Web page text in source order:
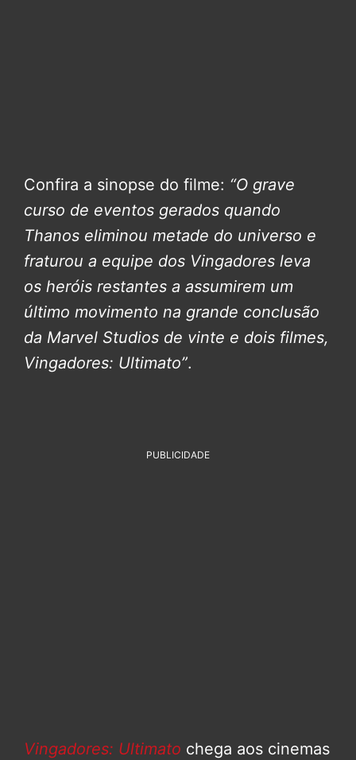
Confira a sinopse do filme: “O grave
curso de eventos gerados quando
Thanos eliminou metade do universo e
fraturou a equipe dos Vingadores leva
os heróis restantes a assumirem um
último movimento na grande conclusão
da Marvel Studios de vinte e dois filmes,
Vingadores: Ultimato”.
PUBLICIDADE
Vingadores: Ultimato chega aos cinemas